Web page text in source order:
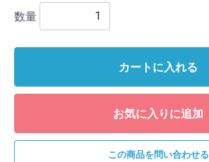
数量
カートに入れる
お気に入りに追加
この商品を問い合わせる